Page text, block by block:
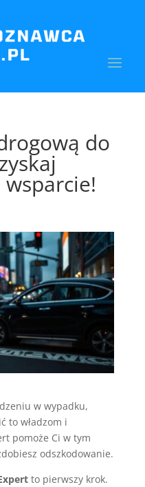
do
w wypadku,
to władzom i
pomoże Ci w tym
odszkodowanie.
to pierwszy krok.